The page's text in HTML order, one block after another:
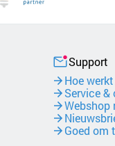
Support
Hoe
Service
Webshop
Goed om